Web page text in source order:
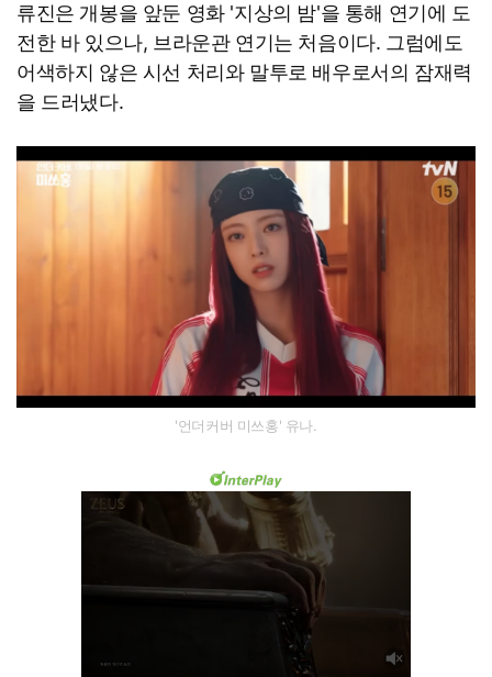
류진은 개봉을 앞둔 영화 '지상의 밤'을 통해 연기에 도
전한 바 있으나, 브라운관 연기는 처음이다. 그럼에도
어색하지 않은 시선 처리와 말투로 배우로서의 잠재력
을 드러냈다.
'언더커버 미쓰홍' 유나.